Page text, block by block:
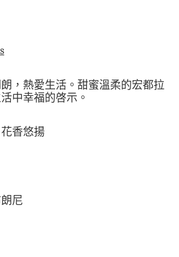
，熱愛生活。甜蜜溫柔的宏都拉
中幸福的啓示。
香悠揚
尼